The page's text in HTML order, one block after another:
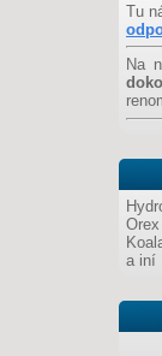
Tu
Na
a iní